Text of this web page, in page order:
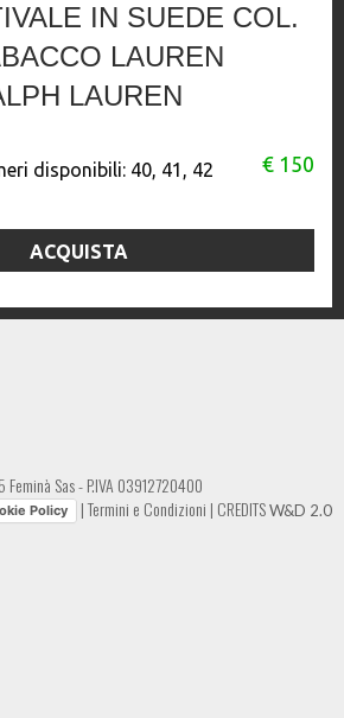
IN SUEDE COL.
LAUREN
LAUREN
€ 150
disponibili:40, 41, 42
ACQUISTA
Sas - P.IVA 03912720400
Policy |Termini e Condizioni | CREDITSW&D 2.0